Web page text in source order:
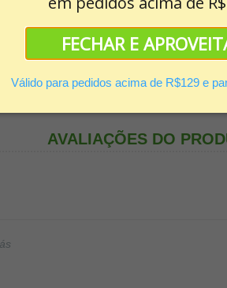
FECHAR E
Válido para pedidos acima de R$129 e
AVALIAÇÕES DO